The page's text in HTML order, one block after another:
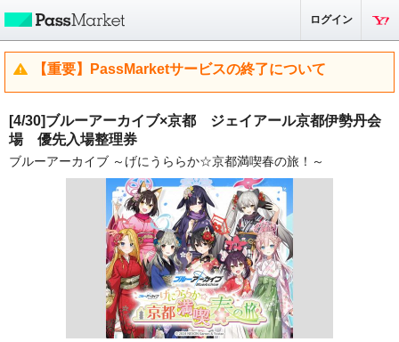
ログイン
【重要】PassMarketサービスの終了について
[4/30]ブルーアーカイブ×京都 ジェイアール京都伊勢丹会
場 優先入場整理券
ブルーアーカイブ ～げにうららか☆京都満喫春の旅！～